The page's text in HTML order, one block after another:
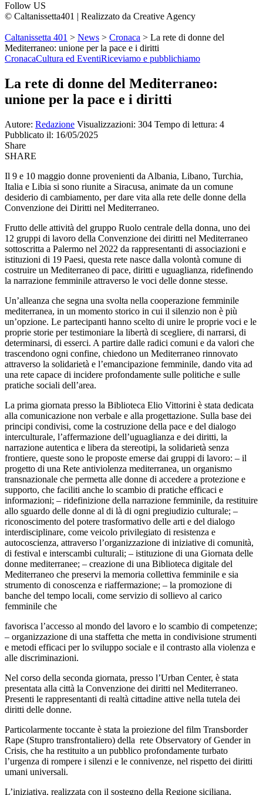
Follow US
© Caltanissetta401 | Realizzato da Creative Agency
Caltanissetta 401 > News > Cronaca > La rete di donne del
Mediterraneo: unione per la pace e i diritti
CronacaCultura ed EventiRiceviamo e pubblichiamo
La rete di donne del Mediterraneo:
unione per la pace e i diritti
Autore: Redazione Visualizzazioni: 304 Tempo di lettura: 4
Pubblicato il: 16/05/2025
Share
SHARE
Il 9 e 10 maggio donne provenienti da Albania, Libano, Turchia,
Italia e Libia si sono riunite a Siracusa, animate da un comune
desiderio di cambiamento, per dare vita alla rete delle donne della
Convenzione dei Diritti nel Mediterraneo.
Frutto delle attività del gruppo Ruolo centrale della donna, uno dei
12 gruppi di lavoro della Convenzione dei diritti nel Mediterraneo
sottoscritta a Palermo nel 2022 da rappresentanti di associazioni e
istituzioni di 19 Paesi, questa rete nasce dalla volontà comune di
costruire un Mediterraneo di pace, diritti e uguaglianza, ridefinendo
la narrazione femminile attraverso le voci delle donne stesse.
Un’alleanza che segna una svolta nella cooperazione femminile
mediterranea, in un momento storico in cui il silenzio non è più
un’opzione. Le partecipanti hanno scelto di unire le proprie voci e le
proprie storie per testimoniare la libertà di scegliere, di narrarsi, di
determinarsi, di esserci. A partire dalle radici comuni e da valori che
trascendono ogni confine, chiedono un Mediterraneo rinnovato
attraverso la solidarietà e l’emancipazione femminile, dando vita ad
una rete capace di incidere profondamente sulle politiche e sulle
pratiche sociali dell’area.
La prima giornata presso la Biblioteca Elio Vittorini è stata dedicata
alla comunicazione non verbale e alla progettazione. Sulla base dei
principi condivisi, come la costruzione della pace e del dialogo
interculturale, l’affermazione dell’uguaglianza e dei diritti, la
narrazione autentica e libera da stereotipi, la solidarietà senza
frontiere, queste sono le proposte emerse dai gruppi di lavoro: – il
progetto di una Rete antiviolenza mediterranea, un organismo
transnazionale che permetta alle donne di accedere a protezione e
supporto, che faciliti anche lo scambio di pratiche efficaci e
informazioni; – ridefinizione della narrazione femminile, da restituire
allo sguardo delle donne al di là di ogni pregiudizio culturale; –
riconoscimento del potere trasformativo delle arti e del dialogo
interdisciplinare, come veicolo privilegiato di resistenza e
autocoscienza, attraverso l’organizzazione di iniziative di comunità,
di festival e interscambi culturali; – istituzione di una Giornata delle
donne mediterranee; – creazione di una Biblioteca digitale del
Mediterraneo che preservi la memoria collettiva femminile e sia
strumento di conoscenza e riaffermazione; – la promozione di
banche del tempo locali, come servizio di sollievo al carico
femminile che
favorisca l’accesso al mondo del lavoro e lo scambio di competenze;
– organizzazione di una staffetta che metta in condivisione strumenti
e metodi efficaci per lo sviluppo sociale e il contrasto alla violenza e
alle discriminazioni.
Nel corso della seconda giornata, presso l’Urban Center, è stata
presentata alla città la Convenzione dei diritti nel Mediterraneo.
Presenti le rappresentanti di realtà cittadine attive nella tutela dei
diritti delle donne.
Particolarmente toccante è stata la proiezione del film Transborder
Rape (Stupro transfrontaliero) della rete Observatory of Gender in
Crisis, che ha restituito a un pubblico profondamente turbato
l’urgenza di rompere i silenzi e le connivenze, nel rispetto dei diritti
umani universali.
L’iniziativa, realizzata con il sostegno della Regione siciliana,